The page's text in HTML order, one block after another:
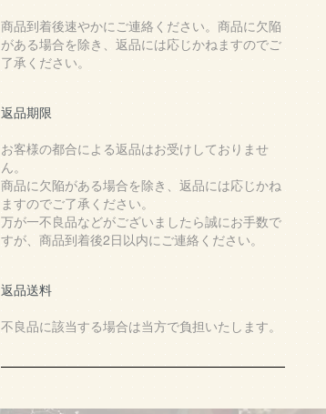
商品到着後速やかにご連絡ください。商品に欠陥
がある場合を除き、返品には応じかねますのでご
了承ください。
返品期限
お客様の都合による返品はお受けしておりませ
ん。
商品に欠陥がある場合を除き、返品には応じかね
ますのでご了承ください。
万が一不良品などがございましたら誠にお手数で
すが、商品到着後2日以内にご連絡ください。
返品送料
不良品に該当する場合は当方で負担いたします。